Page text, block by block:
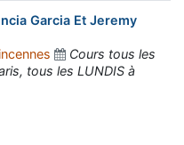
Garcia Et Jeremy
Cours tous les
tous les LUNDIS à